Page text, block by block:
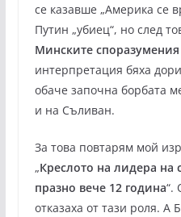
се казавше „Америка се
Путин „убиец“, но след
Минските споразумения
интерпретация бяха
обаче започна борбата
и на Съливан.
За това повтарям мой
„Креслото на лидера на
празно вече 12 година“.
отказаха от тази роля. А